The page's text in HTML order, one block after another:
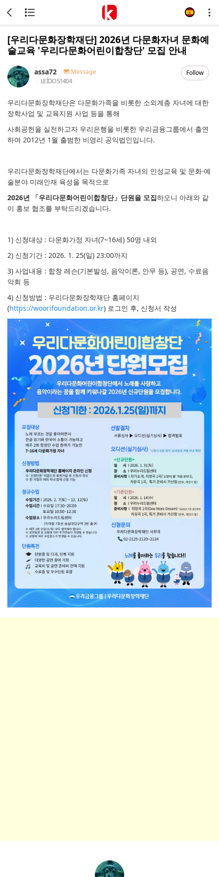
[우리다문화장학재단] 2026년 다문화자녀 문화예
술교육 '우리다문화어린이합창단' 모집 안내
assa72
Message
LEÍDOS1404
Follow
우리다문화장학재단은 다문화가족을 비롯한 소외계층 자녀에 대한
장학사업 및 교육지원 사업 등을 통해
사회공헌을 실천하고자 우리은행을 비롯한 우리금융그룹에서 출연
하여 2012년 1월 출범한 비영리 공익법인입니다.
우리다문화장학재단에서는 다문화가족 자녀의 인성교육 및 문화·예
술분야 미래인재 육성을 목적으로
2026년 「우리다문화어린이합창단」단원을 모집하오니 아래와 같
이 홍보 협조를 부탁드리겠습니다.
1) 신청대상 : 다문화가정 자녀(7~16세) 50명 내외
2) 신청기간 : 2026. 1. 25(일) 23:00까지
3) 사업내용 : 합창 레슨(기본발성, 음악이론, 안무 등), 공연, 수료음
악회 등
4) 신청방법 : 우리다문화장학재단 홈페이지
(https://woorifoundation.or.kr) 로그인 후, 신청서 작성